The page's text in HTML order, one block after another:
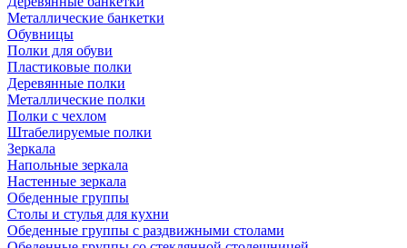
Металлические банкетки
Обувницы
Полки для обуви
Пластиковые полки
Деревянные полки
Металлические полки
Полки с чехлом
Штабелируемые полки
Зеркала
Напольные зеркала
Настенные зеркала
Обеденные группы
Столы и стулья для кухни
Обеденные группы с раздвижными столами